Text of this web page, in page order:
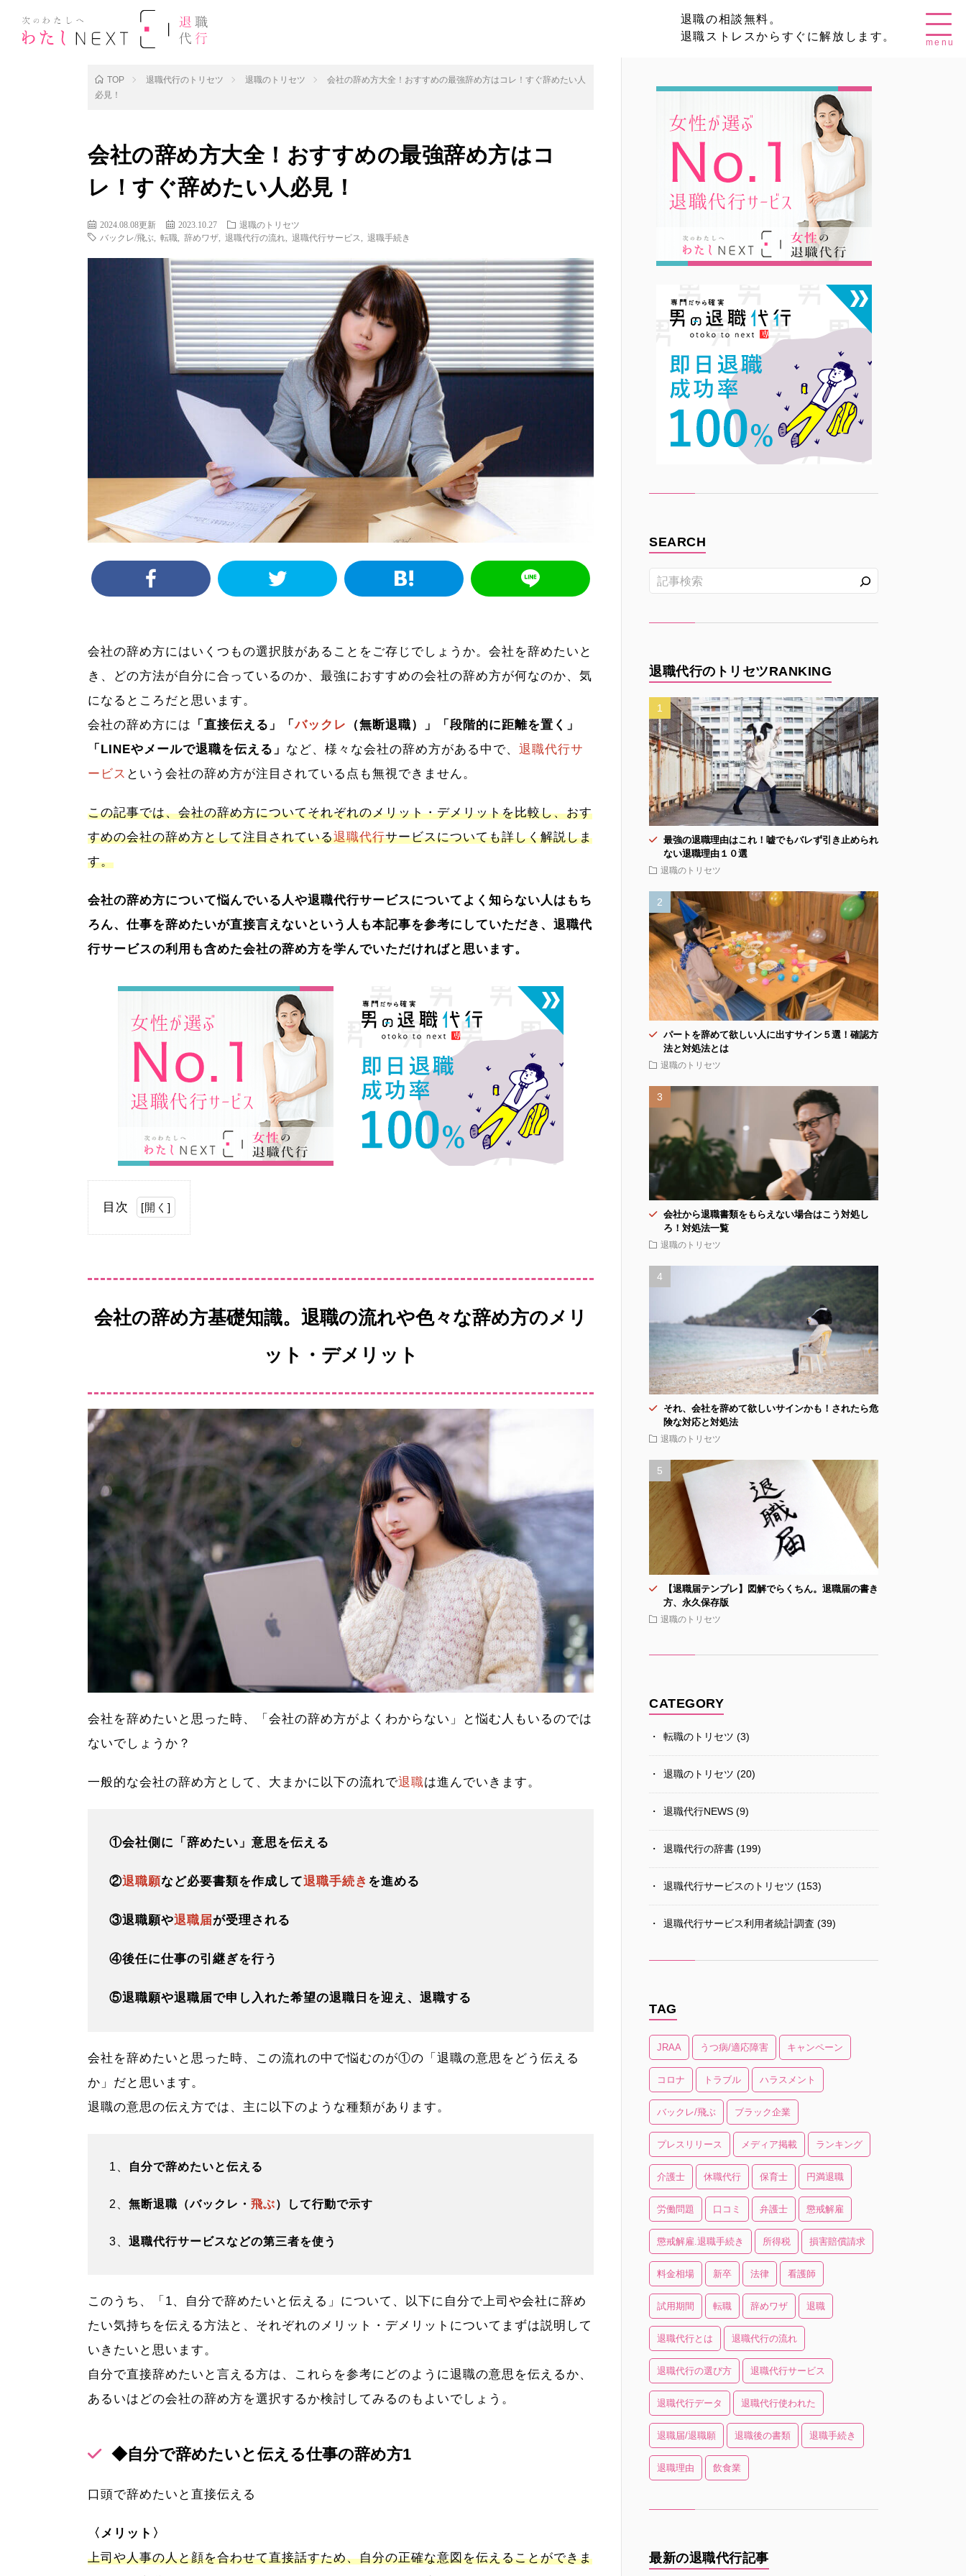
退職の相談無料。
退職ストレスからすぐに解放します。
menu
TOP 退職代行のトリセツ 退職のトリセツ
会社の辞め方大全！おすすめの最強辞め方はコレ！すぐ辞めたい人
必見！
会社の辞め方大全！おすすめの最強辞め方はコ
レ！すぐ辞めたい人必見！
2024.08.08更新 2023.10.27
退職のトリセツ
バックレ/飛ぶ
転職 辞めワザ 退職代行の流れ 退職代行サービス 退職手続き
会社の辞め方にはいくつもの選択肢があることをご存じでしょうか。会社を辞めたいと
き、どの方法が自分に合っているのか、最強におすすめの会社の辞め方が何なのか、気
になるところだと思います。
会社の辞め方には
「直接伝える」「バックレ
（無断退職）」「段階的に距離を置く」
「LINEやメールで退職を伝える」 など、様々な会社の辞め方がある中で、 退職代行サ
ービス という会社の辞め方が注目されている点も無視できません。
この記事では、会社の辞め方についてそれぞれのメリット・デメリットを比較し、おす
すめの会社の辞め方として注目されている退職代行サービスについても詳しく解説しま
す。
会社の辞め方について悩んでいる人や退職代行サービスについてよく知らない人はもち
ろん、仕事を辞めたいが直接言えないという人も本記事を参考にしていただき、退職代
行サービスの利用も含めた会社の辞め方を学んでいただければと思います。
目次 [開く ]
会社の辞め方基礎知識。退職の流れや色々な辞め方のメリ
ット・デメリット
会社を辞めたいと思った時、「会社の辞め方がよくわからない」と悩む人もいるのでは
ないでしょうか？
一般的な会社の辞め方として、大まかに以下の流れで退職は進んでいきます。
①会社側に「辞めたい」意思を伝える
②退職願など必要書類を作成して退職手続き を進める
③退職願や退職届が受理される
④後任に仕事の引継ぎを行う
⑤退職願や退職届で申し入れた希望の退職日を迎え、退職する
会社を辞めたいと思った時、この流れの中で悩むのが①の「退職の意思をどう伝える
か」だと思います。
退職の意思の伝え方では、主に以下のような種類があります。
1、 自分で辞めたいと伝える
2、 無断退職（バックレ・ 飛ぶ）して行動で示す
3、 退職代行サービスなどの第三者を使う
このうち、「1、自分で辞めたいと伝える」について、以下に自分で上司や会社に辞め
たい気持ちを伝える方法と、それぞれのメリット・デメリットについてまずは説明して
いきたいと思います。
自分で直接辞めたいと言える方は、これらを参考にどのように退職の意思を伝えるか、
あるいはどの会社の辞め方を選択するか検討してみるのもよいでしょう。
◆自分で辞めたいと伝える仕事の辞め方1
口頭で辞めたいと直接伝える
〈メリット〉
上司や人事の人と顔を合わせて直接話すため、自分の正確な意図を伝えることができま
SEARCH
退職代行のトリセツRANKING
最強の退職理由はこれ！嘘でもバレず引き止められ
ない退職理由１０選
退職のトリセツ
パートを辞めて欲しい人に出すサイン５選！確認方
法と対処法とは
退職のトリセツ
会社から退職書類をもらえない場合はこう対処し
ろ！対処法一覧
退職のトリセツ
それ、会社を辞めて欲しいサインかも！されたら危
険な対応と対処法
退職のトリセツ
【退職届テンプレ】図解でらくちん。退職届の書き
方、永久保存版
退職のトリセツ
CATEGORY
転職のトリセツ (3)
退職のトリセツ (20)
退職代行NEWS (9)
退職代行の辞書 (199)
退職代行サービスのトリセツ (153)
退職代行サービス利用者統計調査 (39)
TAG
JRAA うつ病/適応障害 キャンペーン
コロナ トラブル ハラスメント
バックレ/飛ぶ ブラック企業
プレスリリース メディア掲載 ランキング
介護士 休職代行 保育士 円満退職
労働問題 口コミ 弁護士 懲戒解雇
懲戒解雇.退職手続き 所得税 損害賠償請求
料金相場 新卒 法律 看護師
試用期間 転職 辞めワザ 退職
退職代行とは 退職代行の流れ
退職代行の選び方 退職代行サービス
退職代行データ 退職代行使われた
退職届/退職願 退職後の書類 退職手続き
退職理由 飲食業
最新の退職代行記事